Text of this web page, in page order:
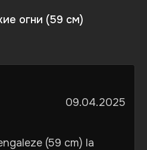
огни (59 см)
09.04.2025
(59 cm) la